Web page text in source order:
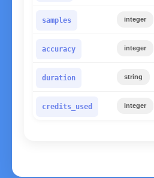
samples integer
accuracy integer
duration string
credits_used integer